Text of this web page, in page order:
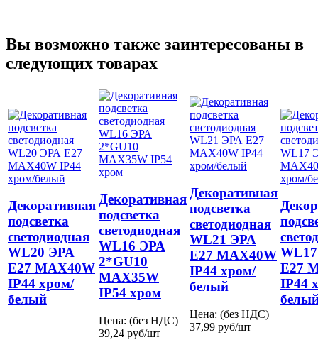
Вы возможно также заинтересованы в
следующих товарах
Декоративная
подсветка
светодиодная
WL20 ЭРА
E27 MAX40W
IP44 хром/
белый
Декоративная
подсветка
светодиодная
WL16 ЭРА
2*GU10
MAX35W
IP54 хром
Цена: (без НДС)
39,24 руб/шт
Декоративная
подсветка
светодиодная
WL21 ЭРА
E27 MAX40W
IP44 хром/
белый
Цена: (без НДС)
37,99 руб/шт
E27
IP44